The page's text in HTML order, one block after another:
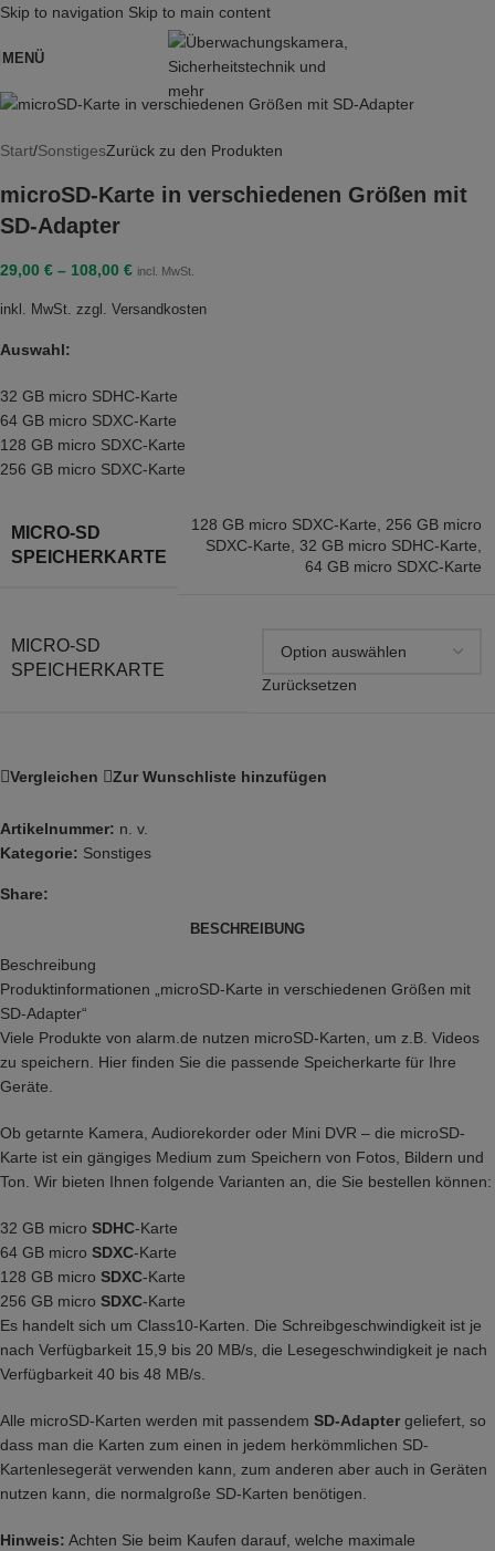
Skip to navigation Skip to main content
MENÜ
Start/SonstigesZurück zu den Produkten
microSD-Karte in verschiedenen Größen mit
SD-Adapter
29,00 € – 108,00 € incl. MwSt.
inkl. MwSt. zzgl. Versandkosten
Auswahl:
32 GB micro SDHC-Karte
64 GB micro SDXC-Karte
128 GB micro SDXC-Karte
256 GB micro SDXC-Karte
MICRO-SD
SPEICHERKARTE
128 GB micro SDXC-Karte, 256 GB micro
SDXC-Karte, 32 GB micro SDHC-Karte,
64 GB micro SDXC-Karte
MICRO-SD
SPEICHERKARTE
Zurücksetzen
Vergleichen Zur Wunschliste hinzufügen
Artikelnummer: n. v.
Kategorie: Sonstiges
Share:
BESCHREIBUNG
Beschreibung
Produktinformationen „microSD-Karte in verschiedenen Größen mit
SD-Adapter“
Viele Produkte von alarm.de nutzen microSD-Karten, um z.B. Videos
zu speichern. Hier finden Sie die passende Speicherkarte für Ihre
Geräte.
Ob getarnte Kamera, Audiorekorder oder Mini DVR – die microSD-
Karte ist ein gängiges Medium zum Speichern von Fotos, Bildern und
Ton. Wir bieten Ihnen folgende Varianten an, die Sie bestellen können:
32 GB micro SDHC-Karte
64 GB micro SDXC-Karte
128 GB micro SDXC-Karte
256 GB micro SDXC-Karte
Es handelt sich um Class10-Karten. Die Schreibgeschwindigkeit ist je
nach Verfügbarkeit 15,9 bis 20 MB/s, die Lesegeschwindigkeit je nach
Verfügbarkeit 40 bis 48 MB/s.
Alle microSD-Karten werden mit passendem SD-Adapter geliefert, so
dass man die Karten zum einen in jedem herkömmlichen SD-
Kartenlesegerät verwenden kann, zum anderen aber auch in Geräten
nutzen kann, die normalgroße SD-Karten benötigen.
Hinweis: Achten Sie beim Kaufen darauf, welche maximale